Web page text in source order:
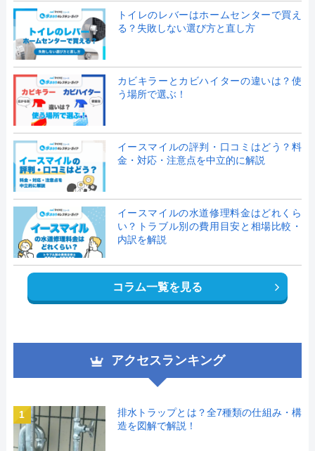
トイレのレバーはホームセンターで買え
る？失敗しない選び方と直し方
カビキラーとカビハイターの違いは？使
う場所で選ぶ！
イースマイルの評判・口コミはどう？料
金・対応・注意点を中立的に解説
イースマイルの水道修理料金はどれくら
い？トラブル別の費用目安と相場比較・
内訳を解説
コラム一覧を見る
アクセスランキング
1
排水トラップとは？全7種類の仕組み・構
造を図解で解説！